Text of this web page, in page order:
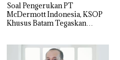
‎Soal Pengerukan PT
McDermott Indonesia, KSOP
Khusus Batam Tegaskan